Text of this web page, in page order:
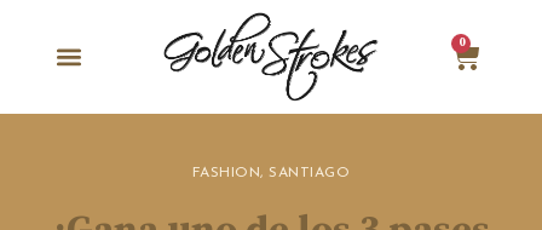
0
FASHION,SANTIAGO